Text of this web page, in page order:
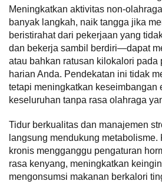
Meningkatkan aktivitas non-
banyak langkah, naik tangga jika
beristirahat dari pekerjaan yang
dan bekerja sambil berdiri—dapat
atau bahkan ratusan kilokalori pada
harian Anda. Pendekatan ini tidak
tetapi meningkatkan keseimbangan
keseluruhan tanpa rasa olahraga
Tidur berkualitas dan manajemen
langsung mendukung metabolisme.
kronis mengganggu pengaturan
rasa kenyang, meningkatkan
mengonsumsi makanan berkalori